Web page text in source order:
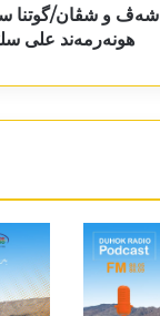
شەڤ و شڤان/گوتنا
ھونەرمەند علی